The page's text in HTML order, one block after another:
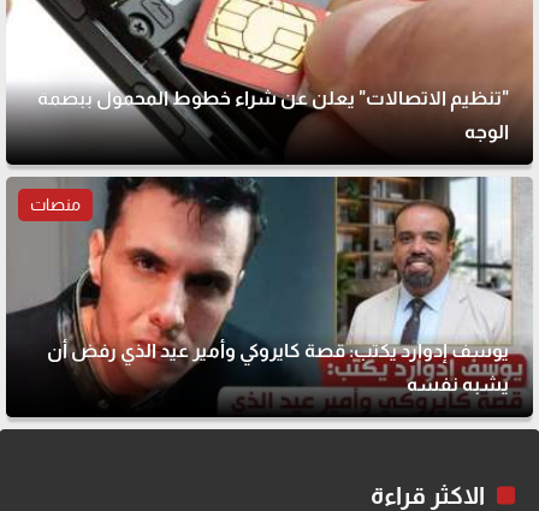
"تنظيم الاتصالات" يعلن عن شراء خطوط المحمول ببصمة
الوجه
منصات
يوسف إدوارد يكتب: قصة كايروكي وأمير عيد الذي رفض أن
يشبه نفسه
الاكثر قراءة